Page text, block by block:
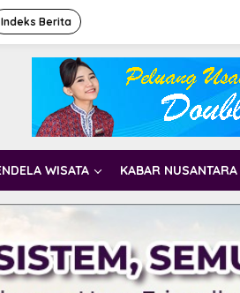
Indeks Berita
WISATA KABAR NUSANTARA